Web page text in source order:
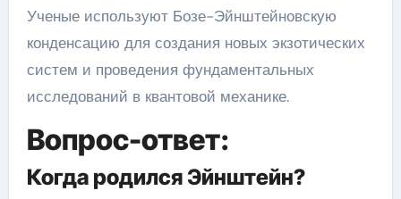
Ученые используют Бозе-Эйнштейновскую
конденсацию для создания новых экзотических
систем и проведения фундаментальных
исследований в квантовой механике.
Вопрос-ответ:
Когда родился Эйнштейн?